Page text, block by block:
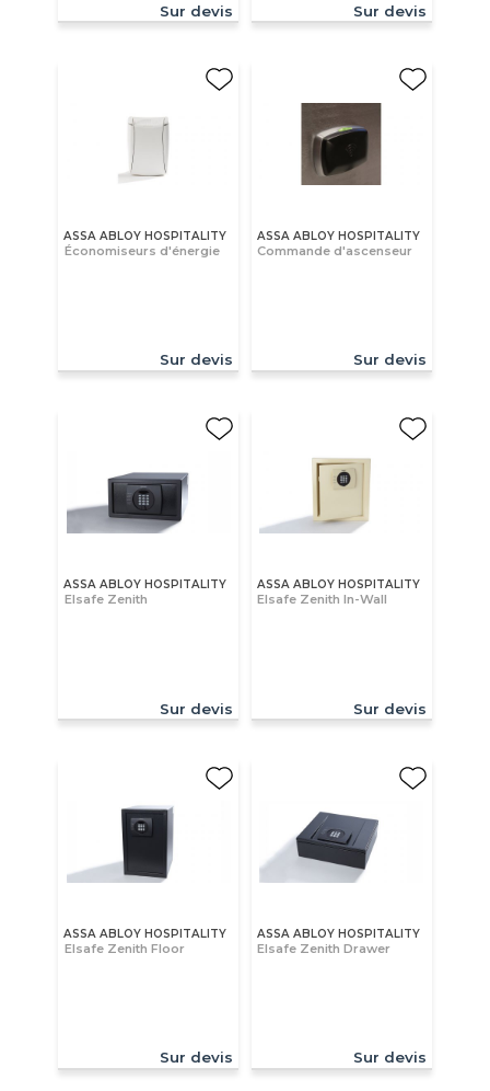
Sur devis Sur devis
ASSA ABLOY HOSPITALITY
Économiseurs d'énergie
Sur devis
ASSA ABLOY HOSPITALITY
Commande d'ascenseur
Sur devis
ASSA ABLOY HOSPITALITY
Elsafe Zenith
Sur devis
ASSA ABLOY HOSPITALITY
Elsafe Zenith In-Wall
Sur devis
ASSA ABLOY HOSPITALITY
Elsafe Zenith Floor
Sur devis
ASSA ABLOY HOSPITALITY
Elsafe Zenith Drawer
Sur devis